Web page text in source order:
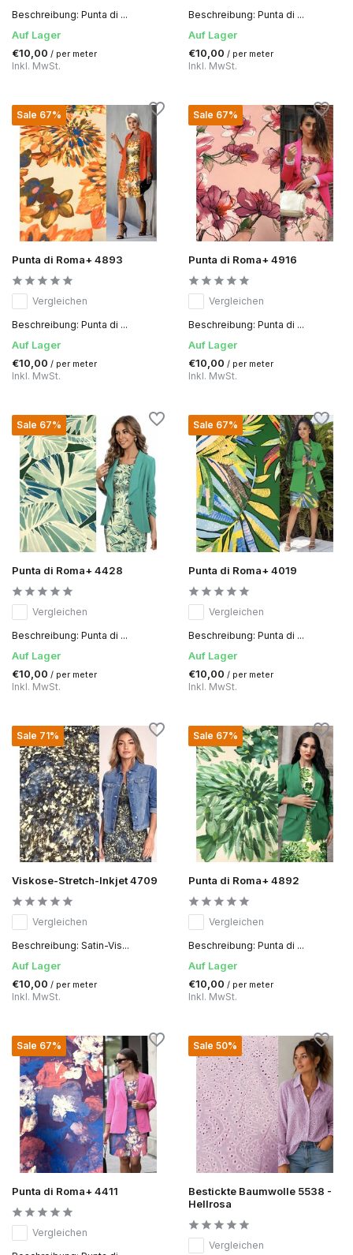
Beschreibung: Punta di ...
Auf Lager
€10,00 / per meter
Inkl. MwSt.
Beschreibung: Punta di ...
Auf Lager
€10,00 / per meter
Inkl. MwSt.
Sale 67%
Punta di Roma+ 4893
Vergleichen
Beschreibung: Punta di ...
Auf Lager
€10,00 / per meter
Inkl. MwSt.
Sale 67%
Punta di Roma+ 4916
Vergleichen
Beschreibung: Punta di ...
Auf Lager
€10,00 / per meter
Inkl. MwSt.
Sale 67%
Punta di Roma+ 4428
Vergleichen
Beschreibung: Punta di ...
Auf Lager
€10,00 / per meter
Inkl. MwSt.
Sale 67%
Punta di Roma+ 4019
Vergleichen
Beschreibung: Punta di ...
Auf Lager
€10,00 / per meter
Inkl. MwSt.
Sale 71%
Viskose-Stretch-Inkjet 4709
Vergleichen
Beschreibung: Satin-Vis...
Auf Lager
€10,00 / per meter
Inkl. MwSt.
Sale 67%
Punta di Roma+ 4892
Vergleichen
Beschreibung: Punta di ...
Auf Lager
€10,00 / per meter
Inkl. MwSt.
Sale 67%
Punta di Roma+ 4411
Vergleichen
Sale 50%
Bestickte Baumwolle 5538 -
Hellrosa
Vergleichen